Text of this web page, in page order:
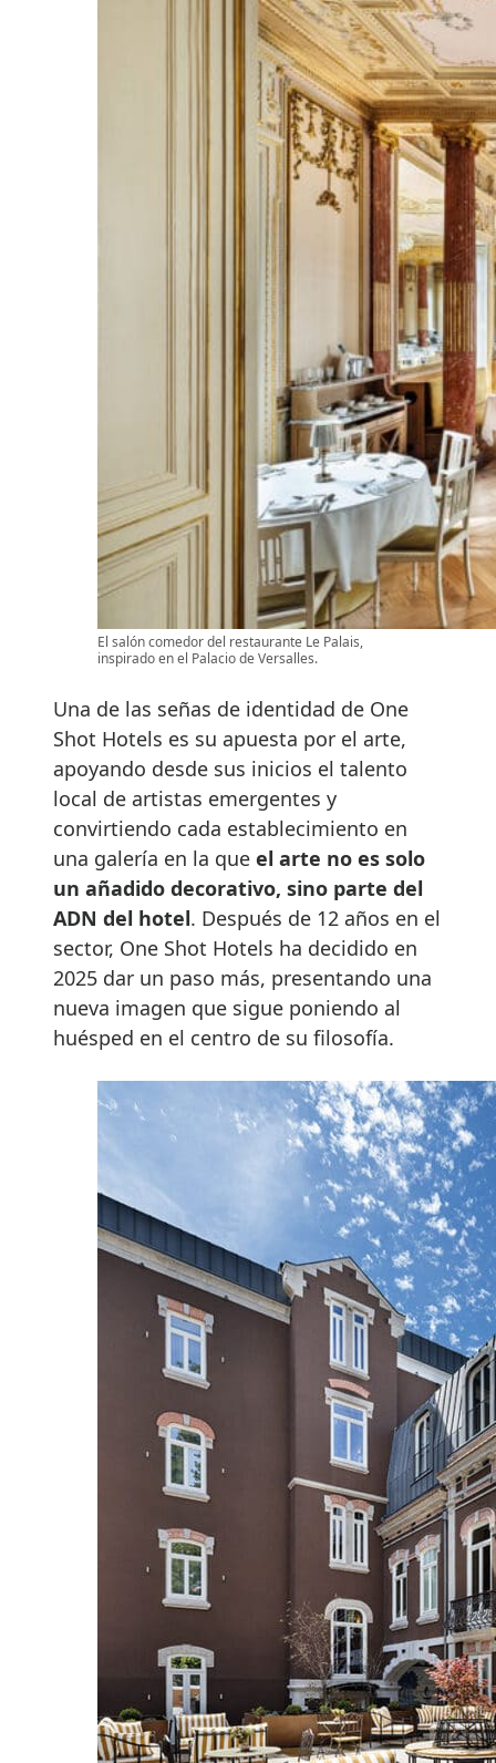
El salón comedor del restaurante Le Palais,
inspirado en el Palacio de Versalles.
Una de las señas de identidad de One
Shot Hotels es su apuesta por el arte,
apoyando desde sus inicios el talento
local de artistas emergentes y
convirtiendo cada establecimiento en
una galería en la que el arte no es solo
un añadido decorativo, sino parte del
ADN del hotel. Después de 12 años en el
sector, One Shot Hotels ha decidido en
2025 dar un paso más, presentando una
nueva imagen que sigue poniendo al
huésped en el centro de su filosofía.